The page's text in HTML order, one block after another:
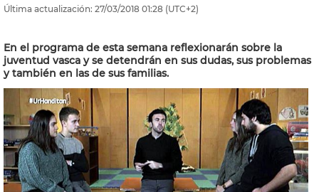
Última actualización: 27/03/2018 01:28 (UTC+2)
En el programa de esta semana reflexionarán sobre la
juventud vasca y se detendrán en sus dudas, sus problemas
y también en las de sus familias.